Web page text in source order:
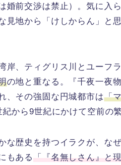
婚前交渉は禁止）。気に入
見地から「けしからん」と
岸、ティグリス川とユーフ
の地と重なる。『千夜一夜
、その強固な円城都市は「
から9世紀にかけて空前の
な歴史を持つイラクが、な
もある
「『名無しさん』と